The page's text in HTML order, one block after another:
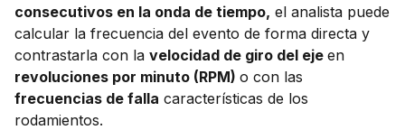
consecutivos en la onda de tiempo, el analista puede
calcular la frecuencia del evento de forma directa y
contrastarla con la velocidad de giro del eje en
revoluciones por minuto (RPM) o con las
frecuencias de falla características de los
rodamientos.